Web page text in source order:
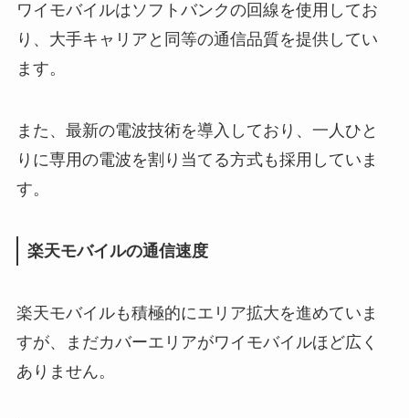
ワイモバイルはソフトバンクの回線を使用してお
り、大手キャリアと同等の通信品質を提供してい
ます。
また、最新の電波技術を導入しており、一人ひと
りに専用の電波を割り当てる方式も採用していま
す。
楽天モバイルの通信速度
楽天モバイルも積極的にエリア拡大を進めていま
すが、まだカバーエリアがワイモバイルほど広く
ありません。